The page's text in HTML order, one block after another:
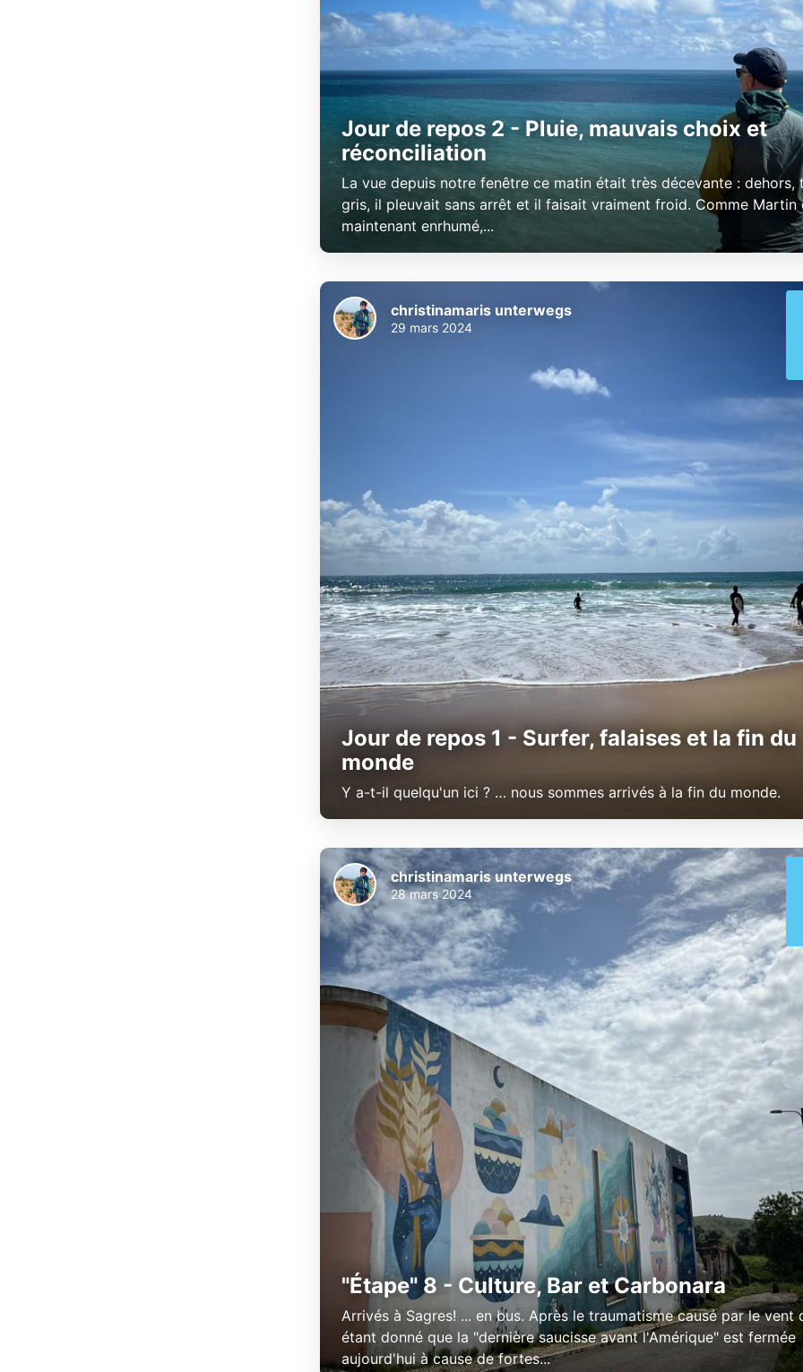
christinamaris unterwegs
christinamaris unterwegs
Jour de repos 2 - Pluie, mauvais choix et
réconciliation
La vue depuis notre fenêtre ce matin était très décevante : dehors,
gris, il pleuvait sans arrêt et il faisait vraiment froid. Comme Martin
maintenant enrhumé,...
Jour de repos 1 - Surfer, falaises et la fin du
monde
Y a-t-il quelqu'un ici ? … nous sommes arrivés à la fin du monde.
christinamaris unterwegs
29 mars 2024
"Étape" 8 - Culture, Bar et Carbonara
Arrivés à Sagres! ... en bus. Après le traumatisme causé par le vent
étant donné que la "dernière saucisse avant l'Amérique" est fermée
aujourd'hui à cause de fortes...
christinamaris unterwegs
28 mars 2024